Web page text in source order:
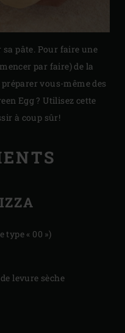
sa pâte. Pour faire une
par faire) de la
vous-même des
Egg ? Utilisez cette
à coup sûr!
type « 00 »)
levure sèche